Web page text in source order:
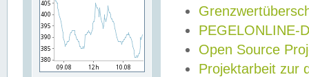
PEGELONLINE-
Open Source
Projektarbeit zur